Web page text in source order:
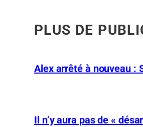
PLUS DE
Alex arrêté à nouveau :
Il n’y aura pas de «